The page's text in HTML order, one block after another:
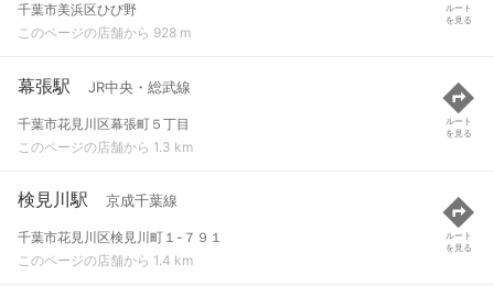
千葉市美浜区ひび野
このページの店舗から 928 m
ルート
を見る
幕張駅 JR中央・総武線
千葉市花見川区幕張町５丁目
このページの店舗から 1.3 km
ルート
を見る
検見川駅 京成千葉線
千葉市花見川区検見川町１-７９１
このページの店舗から 1.4 km
ルート
を見る